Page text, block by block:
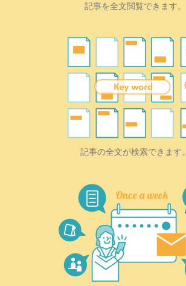
記事を全文閲覧できます。
記事の全文が検索できます。